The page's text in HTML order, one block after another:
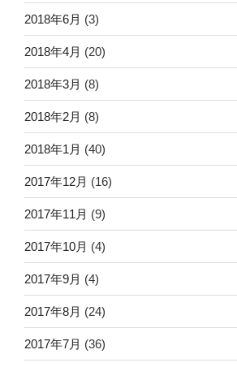
2018年6月 (3)
2018年4月 (20)
2018年3月 (8)
2018年2月 (8)
2018年1月 (40)
2017年12月 (16)
2017年11月 (9)
2017年10月 (4)
2017年9月 (4)
2017年8月 (24)
2017年7月 (36)